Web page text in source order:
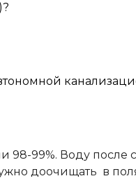
98-99%. Воду после
доочищать в